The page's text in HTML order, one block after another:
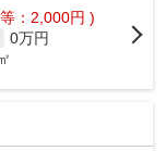
：2,000円 )
0万円